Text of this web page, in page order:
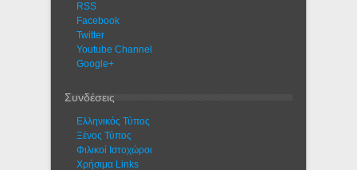
RSS
Facebook
Twitter
Youtube Channel
Google+
Συνδέσεις
Ελληνικός Τύπος
Ξένος Τύπος
Φιλικοί Ιστοχώροι
Χρήσιμα Links